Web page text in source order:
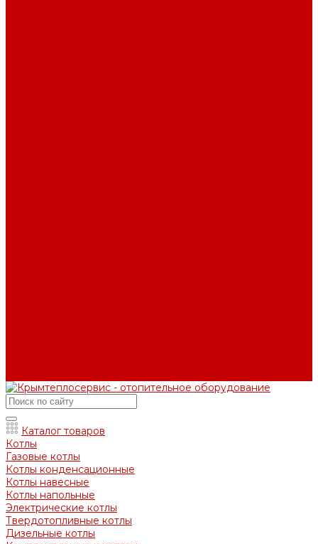
Каталог товаров
Котлы
Газовые котлы
Котлы конденсационные
Котлы навесные
Котлы напольные
Электрические котлы
Твердотопливные котлы
Дизельные котлы